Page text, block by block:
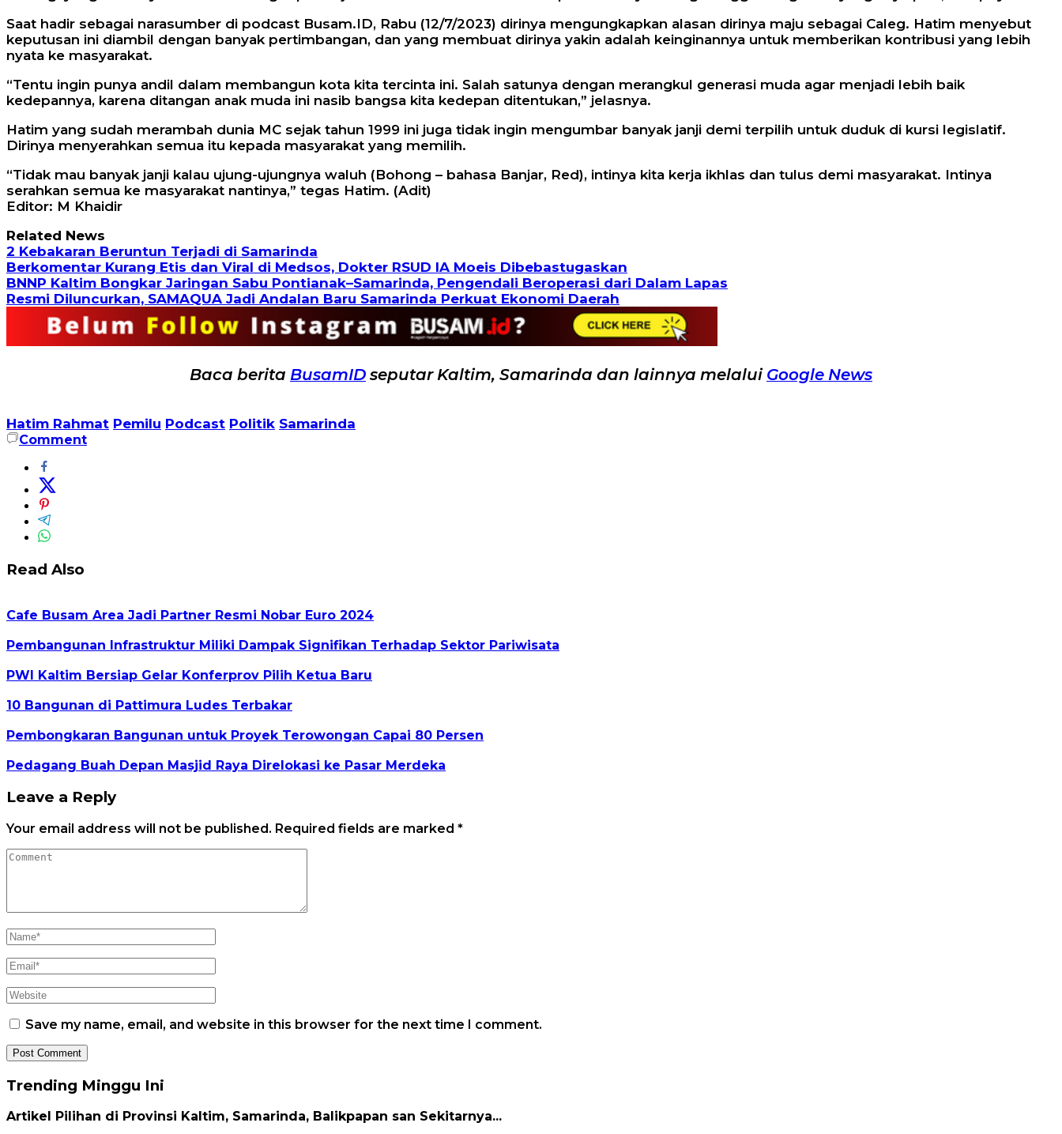
Saat hadir sebagai narasumber di podcast Busam.ID, Rabu (12/7/2023) dirinya mengungkapkan alasan dirinya maju sebagai Caleg. Hatim menyebut
keputusan ini diambil dengan banyak pertimbangan, dan yang membuat dirinya yakin adalah keinginannya untuk memberikan kontribusi yang lebih
nyata ke masyarakat.
“Tentu ingin punya andil dalam membangun kota kita tercinta ini. Salah satunya dengan merangkul generasi muda agar menjadi lebih baik
kedepannya, karena ditangan anak muda ini nasib bangsa kita kedepan ditentukan,” jelasnya.
Hatim yang sudah merambah dunia MC sejak tahun 1999 ini juga tidak ingin mengumbar banyak janji demi terpilih untuk duduk di kursi legislatif.
Dirinya menyerahkan semua itu kepada masyarakat yang memilih.
“Tidak mau banyak janji kalau ujung-ujungnya waluh (Bohong – bahasa Banjar, Red), intinya kita kerja ikhlas dan tulus demi masyarakat. Intinya
serahkan semua ke masyarakat nantinya,” tegas Hatim. (Adit)
Editor: M Khaidir
Related News
2 Kebakaran Beruntun Terjadi di Samarinda
Berkomentar Kurang Etis dan Viral di Medsos, Dokter RSUD IA Moeis Dibebastugaskan
BNNP Kaltim Bongkar Jaringan Sabu Pontianak–Samarinda, Pengendali Beroperasi dari Dalam Lapas
Resmi Diluncurkan, SAMAQUA Jadi Andalan Baru Samarinda Perkuat Ekonomi Daerah
Baca berita BusamIDseputar Kaltim, Samarinda dan lainnya melalui Google News
Hatim Rahmat Pemilu Podcast Politik Samarinda
Comment
Read Also
Cafe Busam Area Jadi Partner Resmi Nobar Euro 2024
Pembangunan Infrastruktur Miliki Dampak Signifikan Terhadap Sektor Pariwisata
PWI Kaltim Bersiap Gelar Konferprov Pilih Ketua Baru
10 Bangunan di Pattimura Ludes Terbakar
Pembongkaran Bangunan untuk Proyek Terowongan Capai 80 Persen
Pedagang Buah Depan Masjid Raya Direlokasi ke Pasar Merdeka
Leave a Reply
Your email address will not be published. Required fields are marked *
Save my name, email, and website in this browser for the next time I comment.
Trending Minggu Ini
Artikel Pilihan di Provinsi Kaltim, Samarinda, Balikpapan san Sekitarnya...